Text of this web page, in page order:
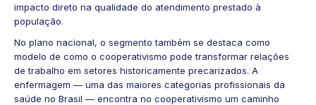
impacto direto na qualidade do atendimento prestado à
população.
No plano nacional, o segmento também se destaca como
modelo de como o cooperativismo pode transformar relações
de trabalho em setores historicamente precarizados. A
enfermagem — uma das maiores categorias profissionais da
saúde no Brasil — encontra no cooperativismo um caminho